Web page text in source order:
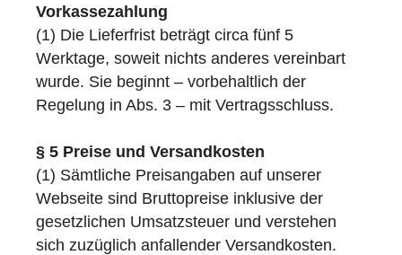
Vorkassezahlung
(1) Die Lieferfrist beträgt circa fünf 5
Werktage, soweit nichts anderes vereinbart
wurde. Sie beginnt – vorbehaltlich der
Regelung in Abs. 3 – mit Vertragsschluss.
§ 5 Preise und Versandkosten
(1) Sämtliche Preisangaben auf unserer
Webseite sind Bruttopreise inklusive der
gesetzlichen Umsatzsteuer und verstehen
sich zuzüglich anfallender Versandkosten.